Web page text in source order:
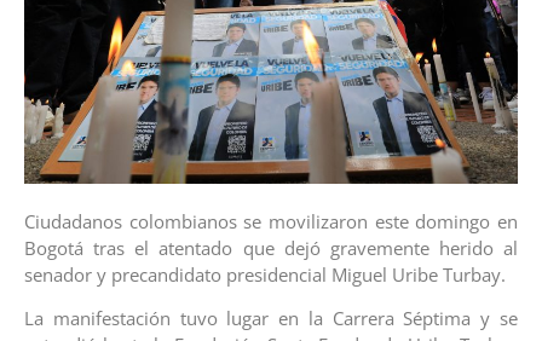
Ciudadanos colombianos se movilizaron este domingo en
Bogotá tras el atentado que dejó gravemente herido al
senador y precandidato presidencial Miguel Uribe Turbay.
La manifestación tuvo lugar en la Carrera Séptima y se